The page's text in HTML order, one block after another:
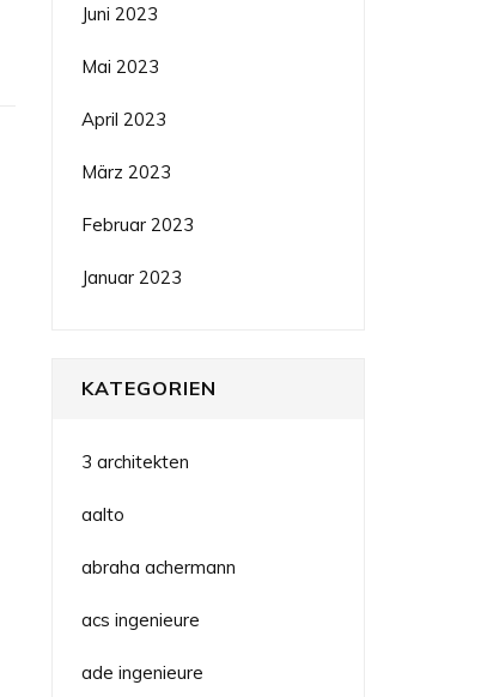
Juni 2023
Mai 2023
April 2023
März 2023
Februar 2023
Januar 2023
KATEGORIEN
3 architekten
aalto
abraha achermann
acs ingenieure
ade ingenieure